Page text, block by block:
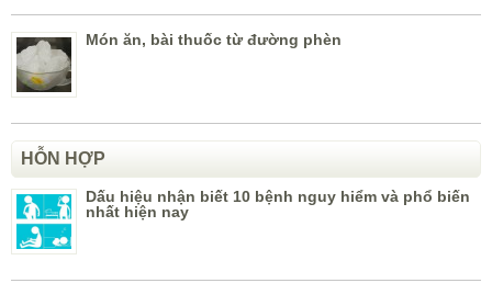
Món ăn, bài thuốc từ đường phèn
HỖN HỢP
Dấu hiệu nhận biết 10 bệnh nguy hiểm và phổ biến
nhất hiện nay